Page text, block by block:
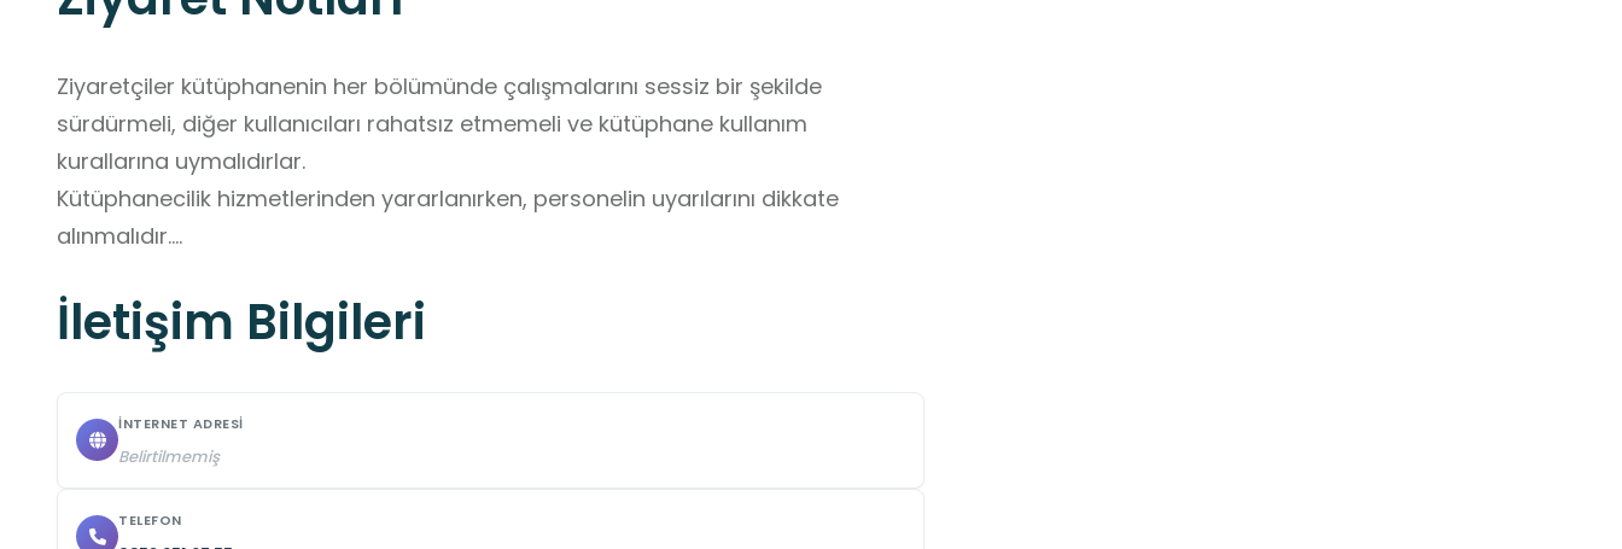
Ziyaretçiler kütüphanenin her bölümünde çalışmalarını sessiz bir şekilde
sürdürmeli, diğer kullanıcıları rahatsız etmemeli ve kütüphane kullanım
kurallarına uymalıdırlar.
Kütüphanecilik hizmetlerinden yararlanırken, personelin uyarılarını dikkate
alınmalıdır.
Ziyaret öncesi güncel bilgilendirmeler için iletişime geçilmesi önerilir.
İletişim Bilgileri
İNTERNET ADRESI
Belirtilmemiş
TELEFON